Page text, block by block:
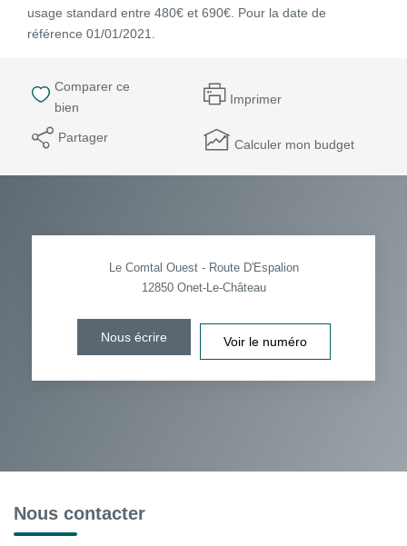
usage standard entre 480€ et 690€. Pour la date de
référence 01/01/2021.
Comparer ce
bien
Imprimer
Partager Calculer mon budget
Le Comtal Ouest - Route D'Espalion
12850 Onet-Le-Château
Nous écrire Voir le numéro
Nous contacter